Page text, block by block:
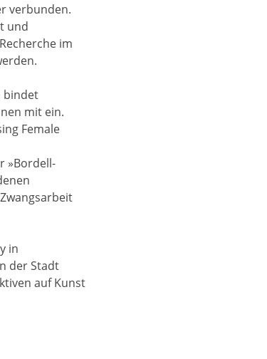
verbunden.
und
im
bindet
mit ein.
Female
»Bordell-
in
der Stadt
auf Kunst